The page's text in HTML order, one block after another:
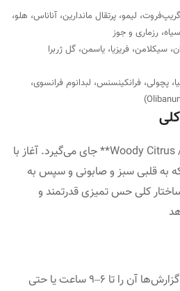
لیمو، پرتقال ماندارین، آناناس، هلو،
رزماری و جوز
فریزیا، یاسمن، گل ژربرا
پچولی، فرانکینسنس، لبدانوم فرانسوی،
این عطر در دسته **Woody Citrus / Floral** جای می‌گیرد. آغاز با
که به قلبی سبز و صابونی و سپس به
کلی حس تمیزی قدرتمند و
ماندگاری بالایی دارد و برخی گزارش‌ها آن را تا ۶–۹ ساعت یا حتی